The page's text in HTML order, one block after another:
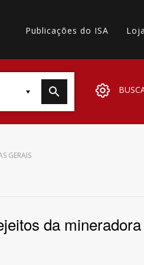
Publicações do ISA Loja
GERAIS
da